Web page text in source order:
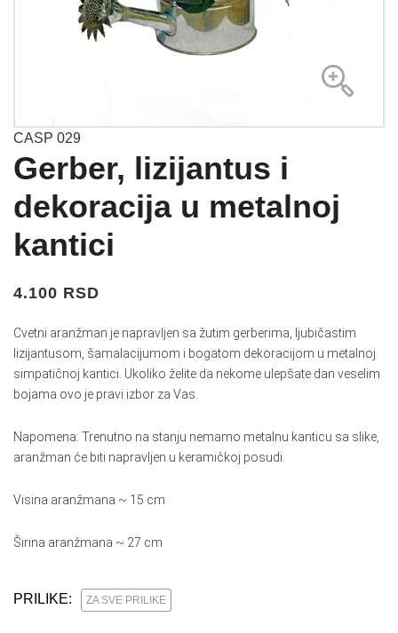
CASP 029
Gerber, lizijantus i
dekoracija u metalnoj
kantici
4.100 RSD
Cvetni aranžman je napravljen sa žutim gerberima, ljubičastim
lizijantusom, šamalacijumom i bogatom dekoracijom u metalnoj
simpatičnoj kantici. Ukoliko želite da nekome ulepšate dan veselim
bojama ovo je pravi izbor za Vas.
Napomena: Trenutno na stanju nemamo metalnu kanticu sa slike,
aranžman će biti napravljen u keramičkoj posudi.
Visina aranžmana ~ 15 cm
Širina aranžmana ~ 27 cm
PRILIKE: ZA SVE PRILIKE